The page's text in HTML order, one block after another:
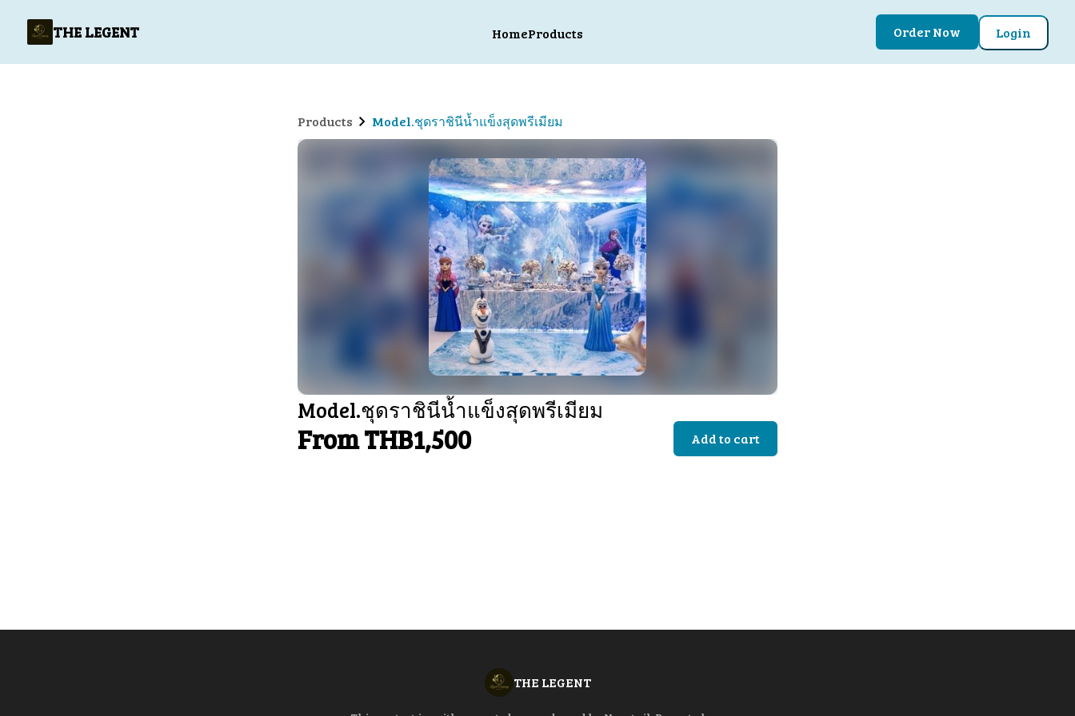
THE LEGENT HomeProducts Login
Order Now
Products Model.ชุดราชินีน้ำแข็งสุดพรีเมียม
Model.ชุดราชินีน้ำแข็งสุดพรีเมียม
From THB1,500 Add to cart
THE LEGENT